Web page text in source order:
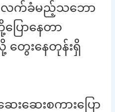
စ် လက်ခံမည့်သဘော
ြောနေတာ
တွေးနေတုန်းရှိ
းဆေးစကားပြော